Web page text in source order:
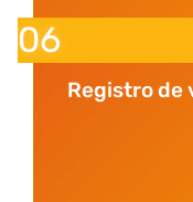
06
Registro de